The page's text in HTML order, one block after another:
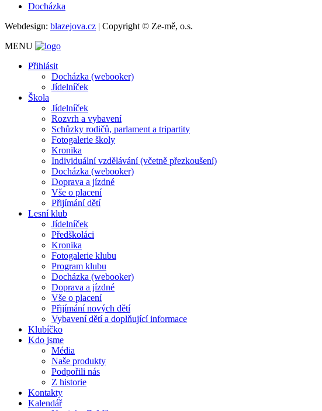
Docházka
Webdesign: blazejova.cz | Copyright © Ze-mě, o.s.
MENU
Přihlásit
Docházka (webooker)
Jídelníček
Škola
Jídelníček
Rozvrh a vybavení
Schůzky rodičů, parlament a tripartity
Fotogalerie školy
Kronika
Individuální vzdělávání (včetně přezkoušení)
Docházka (webooker)
Doprava a jízdné
Vše o placení
Přijímání dětí
Lesní klub
Jídelníček
Předškoláci
Kronika
Fotogalerie klubu
Program klubu
Docházka (webooker)
Doprava a jízdné
Vše o placení
Přijímání nových dětí
Vybavení dětí a doplňující informace
Klubíčko
Kdo jsme
Média
Naše produkty
Podpořili nás
Z historie
Kontakty
Kalendář